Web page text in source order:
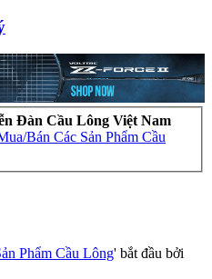
Đàn Cầu Lông Việt Nam
Bán Các Sản Phẩm Cầu
Phẩm Cầu Lông' bắt đầu bởi